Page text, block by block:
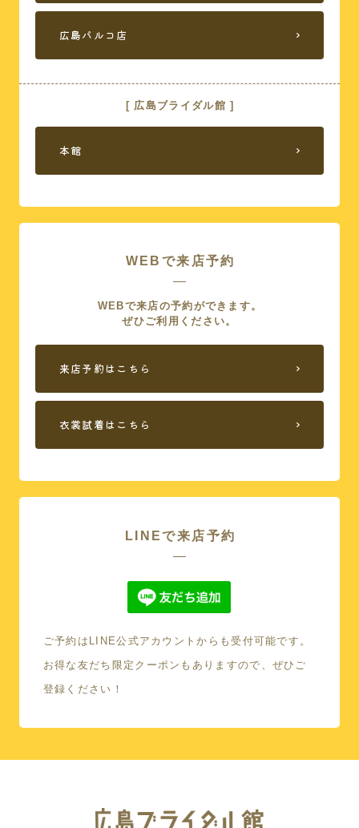
広島パルコ店
[ 広島ブライダル館 ]
本館
WEBで来店予約
WEBで来店の予約ができます。
ぜひご利用ください。
来店予約はこちら
衣裳試着はこちら
LINEで来店予約
ご予約はLINE公式アカウントからも受付可能です。
お得な友だち限定クーポンもありますので、ぜひご
登録ください！
本館